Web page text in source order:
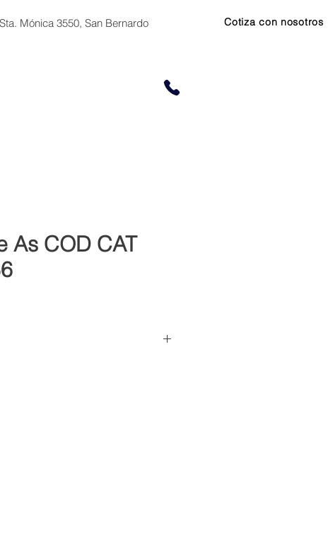
Mónica 3550, San Bernardo Cotiza con nosotros
As COD CAT